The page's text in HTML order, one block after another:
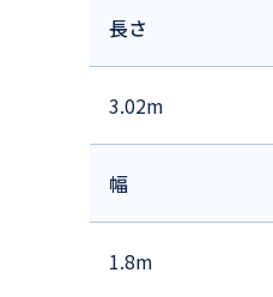
長さ
3.02m
幅
1.8m